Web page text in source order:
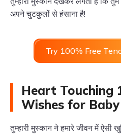
अपने चुटकुलों से हंसाना है!
Try 100% Free
Heart Touching
Wishes for
तुम्हारी मुस्कान ने हमारे जीवन में ऐसी